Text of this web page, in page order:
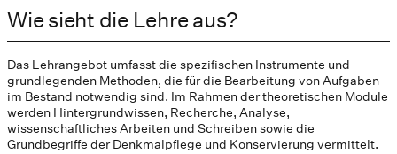
Wie sieht die Lehre aus?
Das Lehrangebot umfasst die spezifischen Instrumente und
grundlegenden Methoden, die für die Bearbeitung von Aufgaben
im Bestand notwendig sind. Im Rahmen der theoretischen Module
werden Hintergrundwissen, Recherche, Analyse,
wissenschaftliches Arbeiten und Schreiben sowie die
Grundbegriffe der Denkmalpflege und Konservierung vermittelt.